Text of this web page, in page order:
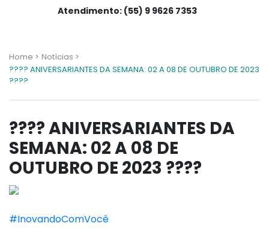
Atendimento: (55) 9 9626 7353
Home > Notícias >
???? ANIVERSARIANTES DA SEMANA: 02 A 08 DE OUTUBRO DE 2023
????
???? ANIVERSARIANTES DA
SEMANA: 02 A 08 DE
OUTUBRO DE 2023 ????
#InovandoComVocê